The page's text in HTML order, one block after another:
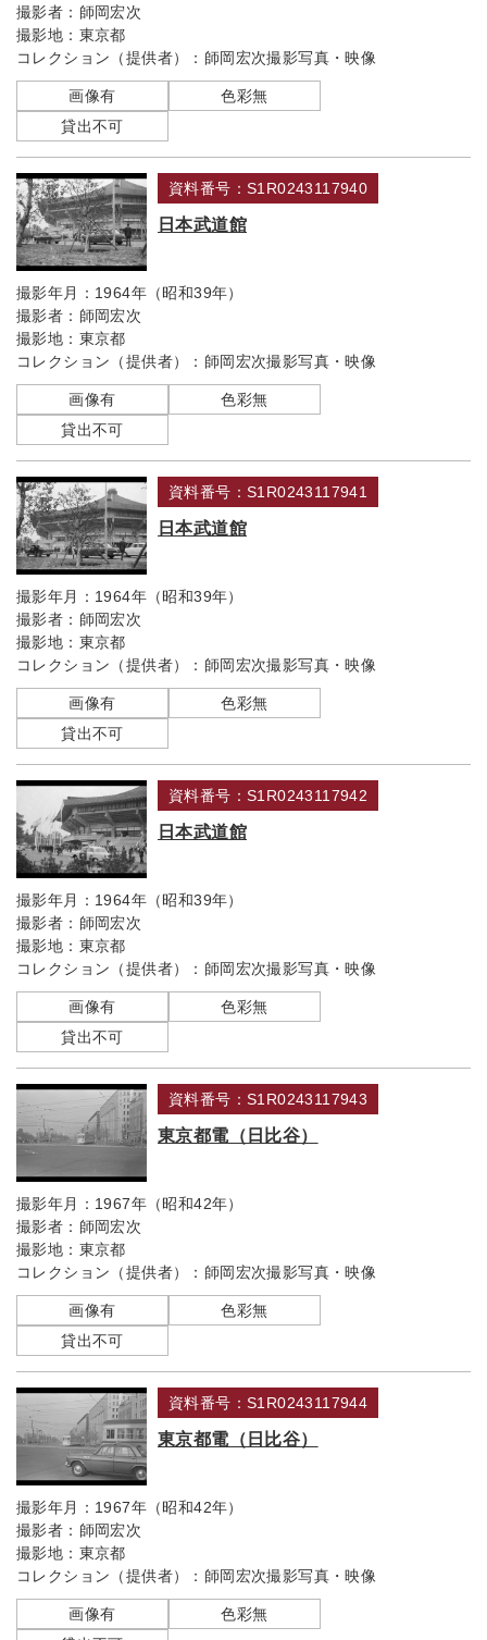
撮影者： 師岡宏次
撮影地： 東京都
コレクション（提供者）： 師岡宏次撮影写真・映像
画像有
色彩無
貸出不可
資料番号：S1R0243117940
日本武道館
撮影年月： 1964年（昭和39年）
撮影者： 師岡宏次
撮影地： 東京都
コレクション（提供者）： 師岡宏次撮影写真・映像
画像有
色彩無
貸出不可
資料番号：S1R0243117941
日本武道館
撮影年月： 1964年（昭和39年）
撮影者： 師岡宏次
撮影地： 東京都
コレクション（提供者）： 師岡宏次撮影写真・映像
画像有
色彩無
貸出不可
資料番号：S1R0243117942
日本武道館
撮影年月： 1964年（昭和39年）
撮影者： 師岡宏次
撮影地： 東京都
コレクション（提供者）： 師岡宏次撮影写真・映像
画像有
色彩無
貸出不可
資料番号：S1R0243117943
東京都電（日比谷）
撮影年月： 1967年（昭和42年）
撮影者： 師岡宏次
撮影地： 東京都
コレクション（提供者）： 師岡宏次撮影写真・映像
画像有
色彩無
貸出不可
資料番号：S1R0243117944
東京都電（日比谷）
撮影年月： 1967年（昭和42年）
撮影者： 師岡宏次
撮影地： 東京都
コレクション（提供者）： 師岡宏次撮影写真・映像
画像有
色彩無